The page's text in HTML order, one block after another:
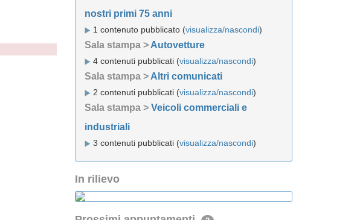
nostri primi 75 anni
1 contenuto pubblicato (visualizza/nascondi)
Sala stampa > Autovetture
4 contenuti pubblicati (visualizza/nascondi)
Sala stampa > Altri comunicati
2 contenuti pubblicati (visualizza/nascondi)
Sala stampa > Veicoli commerciali e
industriali
3 contenuti pubblicati (visualizza/nascondi)
In rilievo